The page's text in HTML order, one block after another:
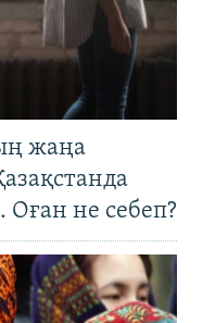
жаңа
Оған не себеп?